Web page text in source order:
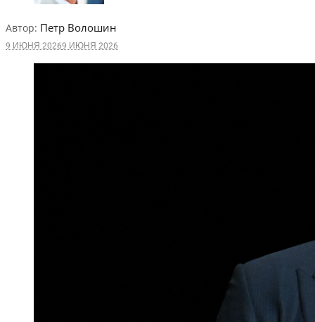
Автор: Петр Волошин
9 ИЮНЯ 20269 ИЮНЯ 2026